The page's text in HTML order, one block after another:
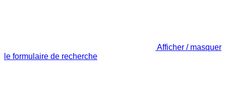
Afficher / masquer
le formulaire de recherche